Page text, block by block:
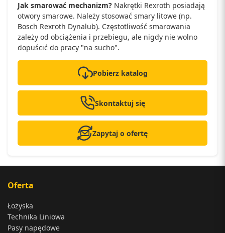
Jak smarować mechanizm? Nakrętki Rexroth posiadają
otwory smarowe. Należy stosować smary litowe (np.
Bosch Rexroth Dynalub). Częstotliwość smarowania
zależy od obciążenia i przebiegu, ale nigdy nie wolno
dopuścić do pracy "na sucho".
Pobierz katalog
Skontaktuj się
Zapytaj o ofertę
Oferta
Łożyska
Technika Liniowa
Pasy napędowe